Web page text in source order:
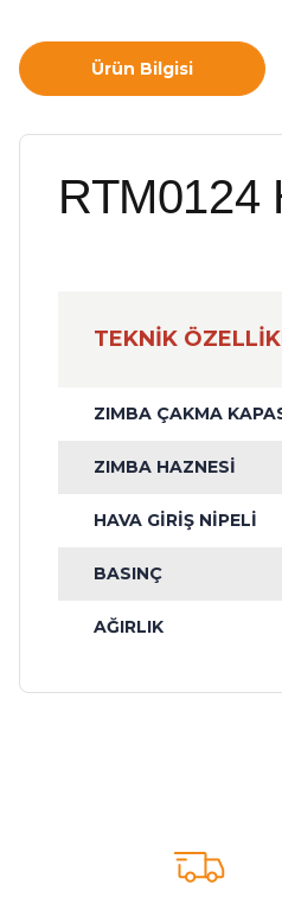
Ürün Bilgisi
RTM0124
TEKNİK
ZIMBA ÇAKMA
ZIMBA HAZNESİ
HAVA GİRİŞ NİPELİ
BASINÇ
AĞIRLIK
Ürün açıklamasında eksik